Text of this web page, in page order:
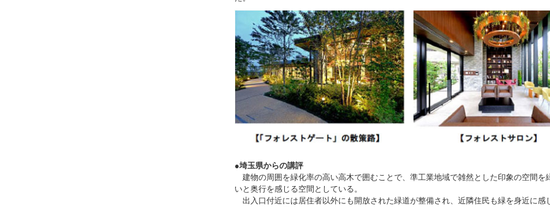
●埼玉県からの講評
建物の周囲を緑化率の高い高木で囲むことで、準工業地域で雑然とした印象の空間を
いと奥行を感じる空間としている。
出入口付近には居住者以外にも開放された緑道が整備され、近隣住民も緑を身近に感